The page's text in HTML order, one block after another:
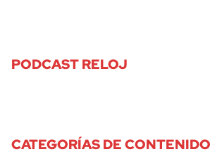
PODCAST RELOJ
CATEGORÍAS DE